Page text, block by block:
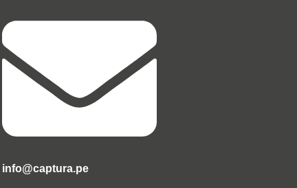
info@captura.pe